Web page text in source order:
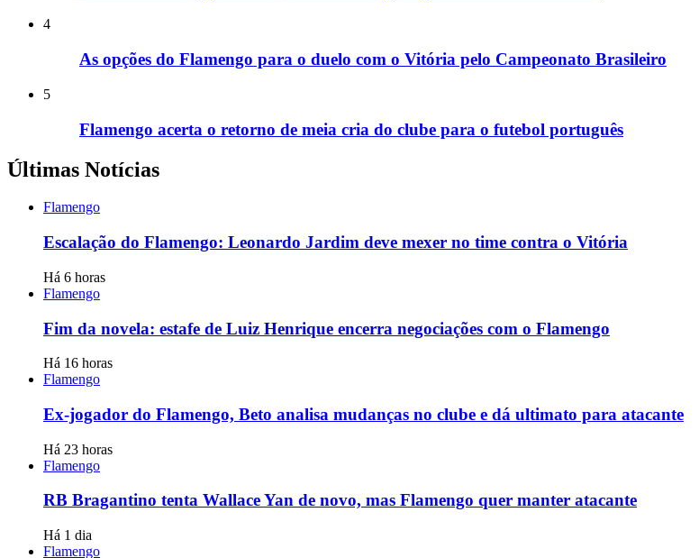
4
As opções do Flamengo para o duelo com o Vitória pelo Campeonato Brasileiro
5
Flamengo acerta o retorno de meia cria do clube para o futebol português
Últimas Notícias
Flamengo
Escalação do Flamengo: Leonardo Jardim deve mexer no time contra o Vitória
Há 6 horas
Flamengo
Fim da novela: estafe de Luiz Henrique encerra negociações com o Flamengo
Há 16 horas
Flamengo
Ex-jogador do Flamengo, Beto analisa mudanças no clube e dá ultimato para atacante
Há 23 horas
Flamengo
RB Bragantino tenta Wallace Yan de novo, mas Flamengo quer manter atacante
Há 1 dia
Flamengo